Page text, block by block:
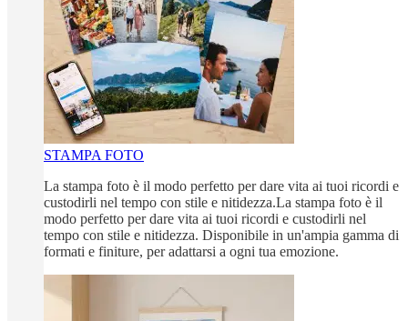
STAMPA FOTO
La stampa foto è il modo perfetto per dare vita ai tuoi ricordi e
custodirli nel tempo con stile e nitidezza.La stampa foto è il
modo perfetto per dare vita ai tuoi ricordi e custodirli nel
tempo con stile e nitidezza. Disponibile in un'ampia gamma di
formati e finiture, per adattarsi a ogni tua emozione.